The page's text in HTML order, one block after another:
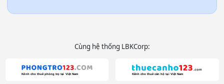
Cùng hệ thống LBKCorp: